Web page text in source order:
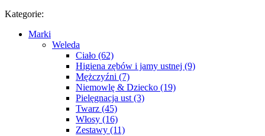
Kategorie:
Marki
Weleda
Ciało (62)
Higiena zębów i jamy ustnej (9)
Mężczyźni (7)
Niemowlę & Dziecko (19)
Pielęgnacja ust (3)
Twarz (45)
Włosy (16)
Zestawy (11)